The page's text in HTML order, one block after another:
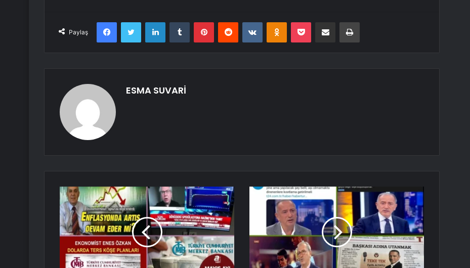
Paylaş
FacebookTwitter LinkedInTumblr PinterestReddit VKontakteOdnoklassniki
Pocket E-Posta ile paylaş Yazdır
ESMA SUVARİ